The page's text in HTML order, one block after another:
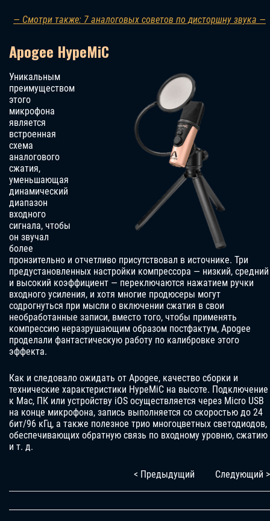
— Смотри также: 7 аналоговых советов по дисторшну звука —
Apogee HypeMiC
Уникальным
преимуществом
этого
микрофона
является
встроенная
схема
аналогового
сжатия,
уменьшающая
динамический
диапазон
входного
сигнала, чтобы
он звучал
более
пронзительно и отчетливо присутствовал в источнике. Три
предустановленных настройки компрессора — низкий, средний
и высокий коэффициент — переключаются нажатием ручки
входного усиления, и хотя многие продюсеры могут
содрогнуться при мысли о включении сжатия в свои
необработанные записи, вместо того, чтобы применять
компрессию неразрушающим образом постфактум, Apogee
проделали фантастическую работу по калибровке этого
эффекта.
Как и следовало ожидать от Apogee, качество сборки и
технические характеристики HypeMiC на высоте. Подключение
к Mac, ПК или устройству iOS осуществляется через Micro USB
на конце микрофона, запись выполняется со скоростью до 24
бит/96 кГц, а также полезное трио многоцветных светодиодов,
обеспечивающих обратную связь по входному уровню, сжатию
и т. д.
< Предыдущий Следующий >